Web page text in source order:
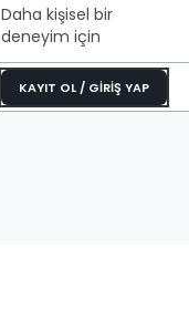
Daha kişisel bir
deneyim için
KAYIT OL / GİRİŞ YAP